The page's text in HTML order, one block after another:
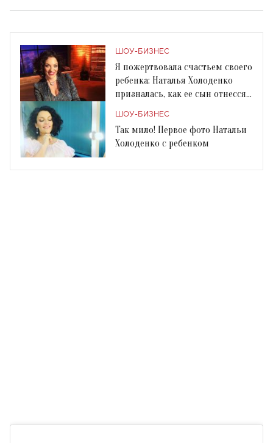
ШОУ-БИЗНЕС
Я пожертвовала счастьем своего
ребенка: Наталья Холоденко
призналась, как ее сын отнесся
ШОУ-БИЗНЕС
Так мило! Первое фото Натальи
Холоденко с ребенком